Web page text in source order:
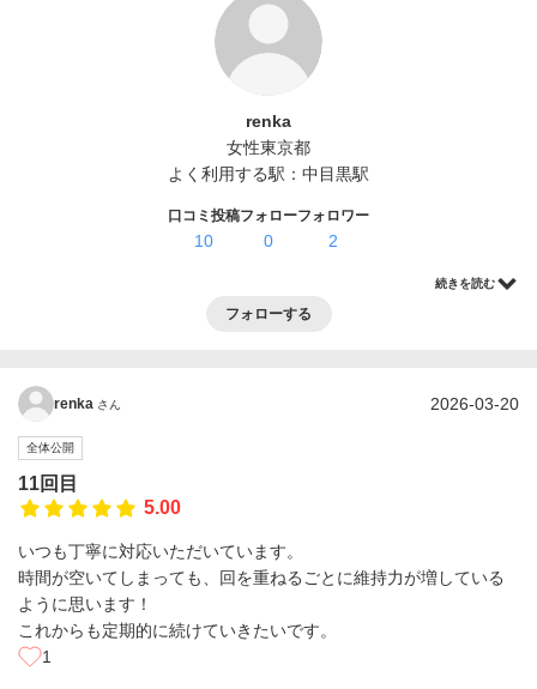
renka
女性東京都
よく利用する駅： 中目黒駅
口コミ投稿
10
フォロー
0
フォロワー
2
続きを読む
フォローする
renka さん 2026-03-20
全体公開
11回目
5.00
いつも丁寧に対応いただいています。
時間が空いてしまっても、回を重ねるごとに維持力が増している
ように思います！
これからも定期的に続けていきたいです。
1